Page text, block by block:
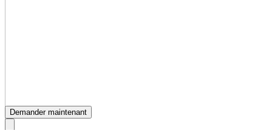
Demander maintenant